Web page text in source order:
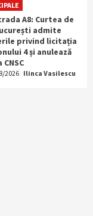
A8: Curtea de
admite
privind licitația
4 și anulează
2026 Ilinca Vasilescu